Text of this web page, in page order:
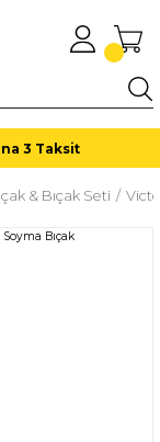
3 Taksit
& Bıçak Seti